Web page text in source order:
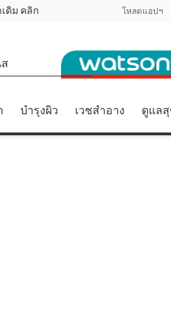
ดิม คลิก
เพิ่มจุก ๆ 10%! 🎉
฿ง? โหลดแอปฯ
บำรุงผิว เวชสำอาง ดูแล